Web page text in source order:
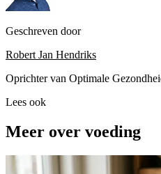
Geschreven door
Robert Jan Hendriks
Oprichter van Optimale
Lees ook
Meer over voeding